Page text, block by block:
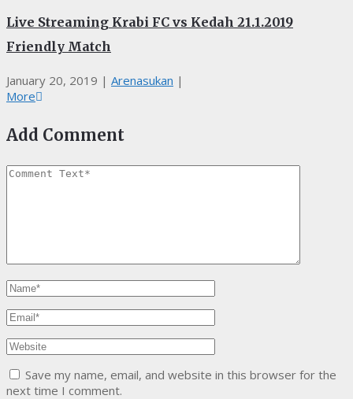
Live Streaming Krabi FC vs Kedah 21.1.2019
Friendly Match
January 20, 2019 | Arenasukan |
More
Add Comment
Save my name, email, and website in this browser for the
next time I comment.